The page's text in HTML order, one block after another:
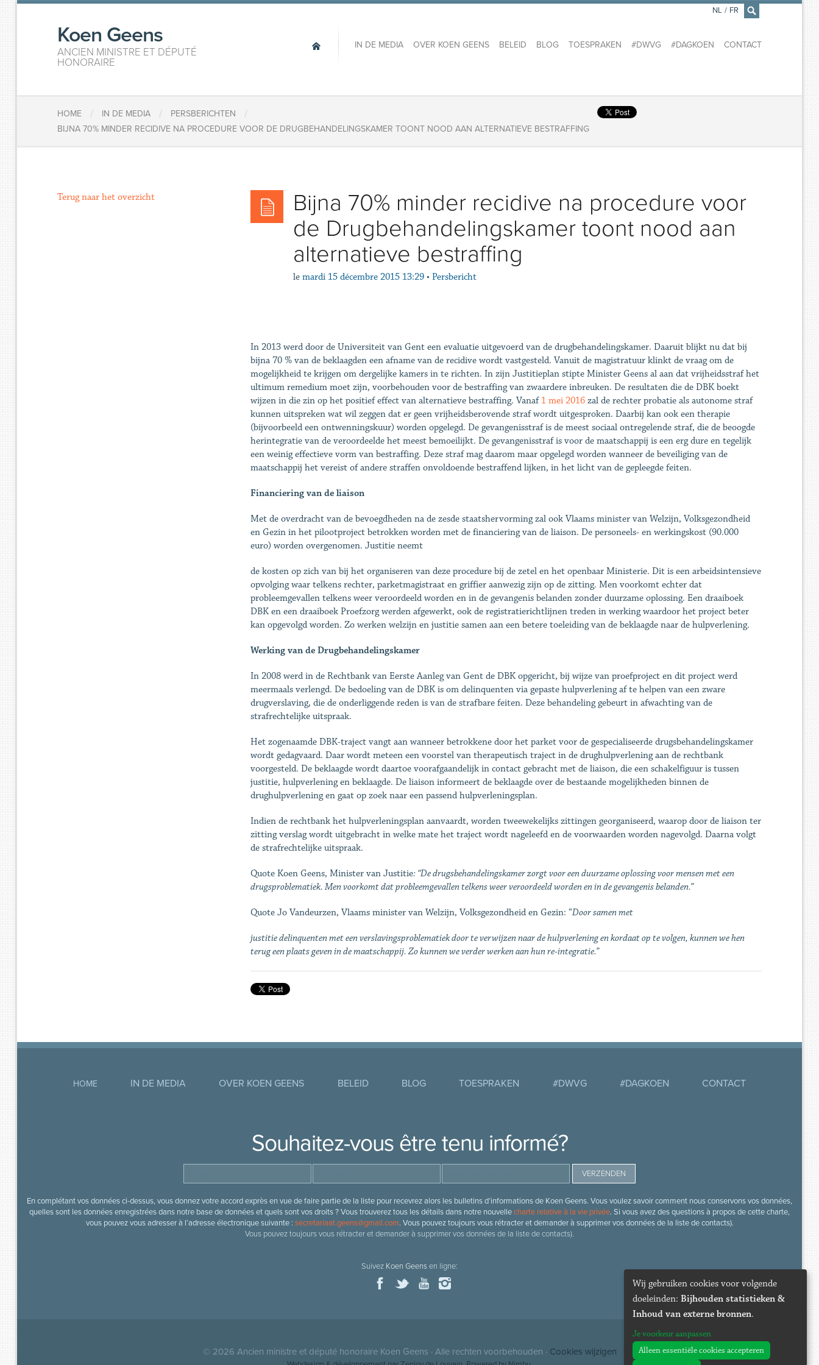
×
Koen Geens
ANCIEN MINISTRE ET DÉPUTÉ
HONORAIRE
IN DE MEDIA OVER KOEN GEENS BELEID BLOG TOESPRAKEN #DWVG #DAGKOEN CONTACT
NL / FR
HOME / IN DE MEDIA / PERSBERICHTEN /
​BIJNA 70% MINDER RECIDIVE NA PROCEDURE VOOR DE DRUGBEHANDELINGSKAMER TOONT NOOD AAN ALTERNATIEVE BESTRAFFING
​Bijna 70% minder recidive na procedure voor
de Drugbehandelingskamer toont nood aan
alternatieve bestraffing
le mardi 15 décembre 2015 13:29 • Persbericht
In 2013 werd door de Universiteit van Gent een evaluatie uitgevoerd van de drugbehandelingskamer. Daaruit blijkt nu dat bij
bijna 70 % van de beklaagden een afname van de recidive wordt vastgesteld. Vanuit de magistratuur klinkt de vraag om de
mogelijkheid te krijgen om dergelijke kamers in te richten. In zijn Justitieplan stipte Minister Geens al aan dat vrijheidsstraf het
ultimum remedium moet zijn, voorbehouden voor de bestraffing van zwaardere inbreuken. De resultaten die de DBK boekt
wijzen in die zin op het positief effect van alternatieve bestraffing. Vanaf 1 mei 2016zal de rechter probatie als autonome straf
kunnen uitspreken wat wil zeggen dat er geen vrijheidsberovende straf wordt uitgesproken. Daarbij kan ook een therapie
(bijvoorbeeld een ontwenningskuur) worden opgelegd. De gevangenisstraf is de meest sociaal ontregelende straf, die de beoogde
herintegratie van de veroordeelde het meest bemoeilijkt. De gevangenisstraf is voor de maatschappij is een erg dure en tegelijk
een weinig effectieve vorm van bestraffing. Deze straf mag daarom maar opgelegd worden wanneer de beveiliging van de
maatschappij het vereist of andere straffen onvoldoende bestraffend lijken, in het licht van de gepleegde feiten.
Financiering van de liaison
Met de overdracht van de bevoegdheden na de zesde staatshervorming zal ook Vlaams minister van Welzijn, Volksgezondheid
en Gezin in het pilootproject betrokken worden met de financiering van de liaison. De personeels- en werkingskost (90.000
euro) worden overgenomen. Justitie neemt
de kosten op zich van bij het organiseren van deze procedure bij de zetel en het openbaar Ministerie. Dit is een arbeidsintensieve
opvolging waar telkens rechter, parketmagistraat en griffier aanwezig zijn op de zitting. Men voorkomt echter dat
probleemgevallen telkens weer veroordeeld worden en in de gevangenis belanden zonder duurzame oplossing. Een draaiboek
DBK en een draaiboek Proefzorg werden afgewerkt, ook de registratierichtlijnen treden in werking waardoor het project beter
kan opgevolgd worden. Zo werken welzijn en justitie samen aan een betere toeleiding van de beklaagde naar de hulpverlening.
Werking van de Drugbehandelingskamer
In 2008 werd in de Rechtbank van Eerste Aanleg van Gent de DBK opgericht, bij wijze van proefproject en dit project werd
meermaals verlengd. De bedoeling van de DBK is om delinquenten via gepaste hulpverlening af te helpen van een zware
drugverslaving, die de onderliggende reden is van de strafbare feiten. Deze behandeling gebeurt in afwachting van de
strafrechtelijke uitspraak.
Het zogenaamde DBK-traject vangt aan wanneer betrokkene door het parket voor de gespecialiseerde drugsbehandelingskamer
wordt gedagvaard. Daar wordt meteen een voorstel van therapeutisch traject in de drughulpverlening aan de rechtbank
voorgesteld. De beklaagde wordt daartoe voorafgaandelijk in contact gebracht met de liaison, die een schakelfiguur is tussen
justitie, hulpverlening en beklaagde. De liaison informeert de beklaagde over de bestaande mogelijkheden binnen de
drughulpverlening en gaat op zoek naar een passend hulpverleningsplan.
Indien de rechtbank het hulpverleningsplan aanvaardt, worden tweewekelijks zittingen georganiseerd, waarop door de liaison ter
zitting verslag wordt uitgebracht in welke mate het traject wordt nageleefd en de voorwaarden worden nagevolgd. Daarna volgt
de strafrechtelijke uitspraak.
Quote Koen Geens, Minister van Justitie: “De drugsbehandelingskamer zorgt voor een duurzame oplossing voor mensen met een
drugsproblematiek. Men voorkomt dat probleemgevallen telkens weer veroordeeld worden en in de gevangenis belanden.”
Quote Jo Vandeurzen, Vlaams minister van Welzijn, Volksgezondheid en Gezin: “Door samen met
justitie delinquenten met een verslavingsproblematiek door te verwijzen naar de hulpverlening en kordaat op te volgen, kunnen we hen
terug een plaats geven in de maatschappij. Zo kunnen we verder werken aan hun re-integratie.”
Terug naar het overzicht
HOME IN DE MEDIA OVER KOEN GEENS BELEID BLOG TOESPRAKEN #DWVG #DAGKOEN CONTACT
Souhaitez-vous être tenu informé?
En complétant vos données ci-dessus, vous donnez votre accord exprès en vue de faire partie de la liste pour recevrez alors les bulletins d’informations de Koen Geens. Vous voulez savoir comment nous conservons vos données,
quelles sont les données enregistrées dans notre base de données et quels sont vos droits ? Vous trouverez tous les détails dans notre nouvellecharte relative à la vie privée. Si vous avez des questions à propos de cette charte,
vous pouvez vous adresser à l’adresse électronique suivante : secretariaat.geens@gmail.com. Vous pouvez toujours vous rétracter et demander à supprimer vos données de la liste de contacts).
Vous pouvez toujours vous rétracter et demander à supprimer vos données de la liste de contacts).
Suivez Koen Geensen ligne:
© 2026 Ancien ministre et député honoraire Koen Geens · Alle rechten voorbehouden · Cookies wijzigen
Wij gebruiken cookies voor volgende
doeleinden: Bijhouden statistieken &
Inhoud van externe bronnen.
Je voorkeur aanpassen
Alleen essentiële cookies accepteren